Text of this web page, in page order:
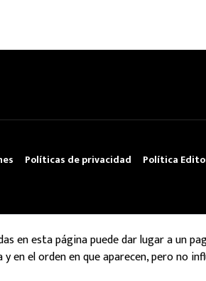
Políticas de privacidad Política
en esta página puede dar lugar a un
en el orden en que aparecen, pero no